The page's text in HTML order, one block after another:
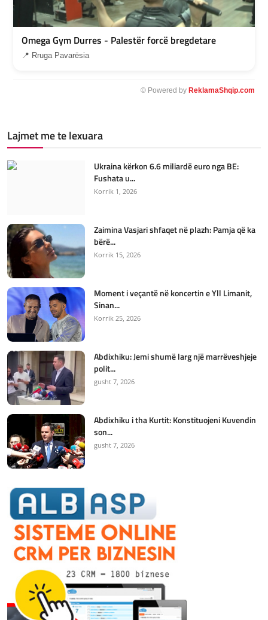
Omega Gym Durres - Palestër forcë bregdetare
📍 Rruga Pavarësia
© Powered by ReklamaShqip.com
Lajmet me te lexuara
Ukraina kërkon 6.6 miliardë euro nga BE:
Fushata u...
Korrik 1, 2026
Zaimina Vasjari shfaqet në plazh: Pamja që ka
bërë...
Korrik 15, 2026
Moment i veçantë në koncertin e Yll Limanit,
Sinan...
Korrik 25, 2026
Abdixhiku: Jemi shumë larg një marrëveshjeje
polit...
gusht 7, 2026
Abdixhiku i tha Kurtit: Konstituojeni Kuvendin
son...
gusht 7, 2026